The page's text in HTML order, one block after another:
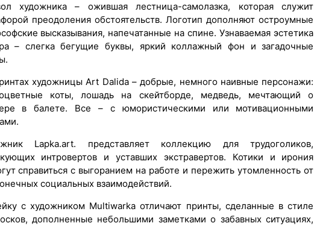
художника – ожившая лестница-самолазка, которая служит
преодоления обстоятельств. Логотип дополняют остроумные
высказывания, напечатанные на спине. Узнаваемая эстетика
– слегка бегущие буквы, яркий коллажный фон и загадочные
художницы Art Dalida – добрые, немного наивные персонажи:
коты, лошадь на скейтборде, медведь, мечтающий о
в балете. Все – с юмористическими или мотивационными
Lapka.art. представляет коллекцию для трудоголиков,
интровертов и уставших экстравертов. Котики и ирония
справиться с выгоранием на работе и пережить утомленность от
социальных взаимодействий.
с художником Multiwarka отличают принты, сделанные в стиле
дополненные небольшими заметками о забавных ситуациях,